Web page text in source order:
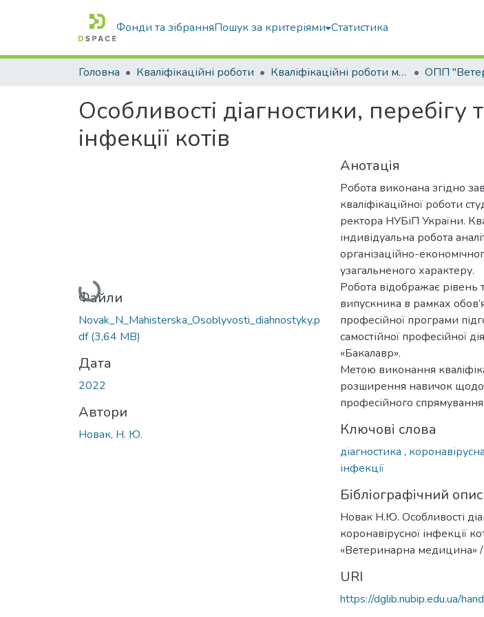
Фонди та зібранняПошук за критеріями Статистика
Головна Кваліфікаційні роботи Кваліфікаційні роботи магістрів
Особливості діагностики, перебігу
інфекції котів
Вантажиться...
Файли
Novak_N_Мahisterska_Osoblyvosti_diahnostyky.p
df(3,64 MB)
Дата
2022
Автори
Новак, Н. Ю.
Анотація
Робота виконана згідно
кваліфікаційної роботи
ректора НУБіП України.
індивідуальна робота
організаційно-
узагальненого характеру.
Робота відображає
випускника в рамках
професійної програми
самостійної професійної
«Бакалавр».
Метою виконання
розширення навичок щодо
професійного спрямування.
Ключові слова
діагностика ,
інфекції
Бібліографічний опис
Новак Н.Ю. Особливості
коронавірусної інфекції
«Ветеринарна медицина»
URI
https://dglib.nubip.edu.ua/